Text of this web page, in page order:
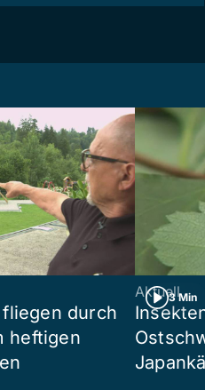
durch
heftigen
3 Min
Aktuell